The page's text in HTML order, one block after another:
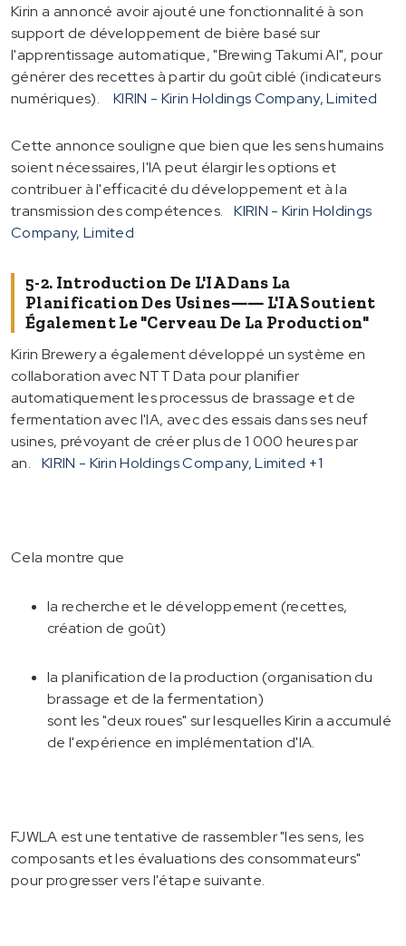
Kirin a annoncé avoir ajouté une fonctionnalité à son
support de développement de bière basé sur
l'apprentissage automatique, "Brewing Takumi AI", pour
générer des recettes à partir du goût ciblé (indicateurs
numériques).
KIRIN - Kirin Holdings Company, Limited
Cette annonce souligne que bien que les sens humains
soient nécessaires, l'IA peut élargir les options et
contribuer à l'efficacité du développement et à la
transmission des compétences.
KIRIN - Kirin Holdings
Company, Limited
5-2. Introduction De L'IA Dans La
Planification Des Usines―― L'IA Soutient
Également Le "cerveau De La Production"
Kirin Brewery a également développé un système en
collaboration avec NTT Data pour planifier
automatiquement les processus de brassage et de
fermentation avec l'IA, avec des essais dans ses neuf
usines, prévoyant de créer plus de 1 000 heures par
an.
KIRIN - Kirin Holdings Company, Limited +1
Cela montre que
la recherche et le développement (recettes,
création de goût)
la planification de la production (organisation du
brassage et de la fermentation)
sont les "deux roues" sur lesquelles Kirin a accumulé
de l'expérience en implémentation d'IA.
FJWLA est une tentative de rassembler "les sens, les
composants et les évaluations des consommateurs"
pour progresser vers l'étape suivante.